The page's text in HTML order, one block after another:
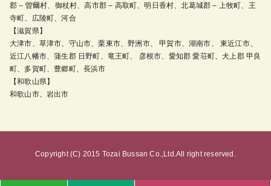
郡 – 曽爾村、御杖村、高市郡 – 高取町、明日香村、北葛城郡 – 上牧町、王
寺町、広陵町、河合
【滋賀県】
大津市、草津市、守山市、栗東市、野洲市、 甲賀市、湖南市、 東近江市、
近江八幡市、蒲生郡 日野町、竜王町、 彦根市、愛知郡 愛荘町、犬上郡 甲良
町、多賀町、豊郷町、長浜市
【和歌山県】
和歌山市、岩出市
Copyright (C) 2015 Tozai Bussan Co.,Ltd.All right reserved.